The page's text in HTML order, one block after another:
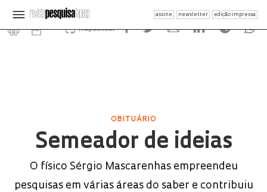
assine newsletter edição impressa
Republicar
OBITUÁRIO
Semeador de ideias
O físico Sérgio Mascarenhas empreendeu
pesquisas em várias áreas do saber e contribuiu